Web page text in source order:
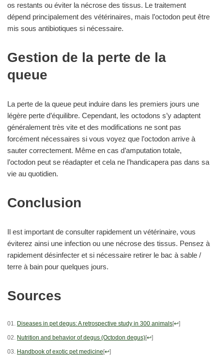
os restants ou éviter la nécrose des tissus. Le traitement
dépend principalement des vétérinaires, mais l’octodon peut être
mis sous antibiotiques si nécessaire.
Gestion de la perte de la
queue
La perte de la queue peut induire dans les premiers jours une
légère perte d’équilibre. Cependant, les octodons s’y adaptent
généralement très vite et des modifications ne sont pas
forcément nécessaires si vous voyez que l’octodon arrive à
sauter correctement. Même en cas d’amputation totale,
l’octodon peut se réadapter et cela ne l’handicapera pas dans sa
vie au quotidien.
Conclusion
Il est important de consulter rapidement un vétérinaire, vous
éviterez ainsi une infection ou une nécrose des tissus. Pensez à
rapidement désinfecter et si nécessaire retirer le bac à sable /
terre à bain pour quelques jours.
Sources
Diseases in pet degus: A retrospective study in 300 animals[↩]
Nutrition and behavior of degus (Octodon degus)[↩]
Handbook of exotic pet medicine [↩]